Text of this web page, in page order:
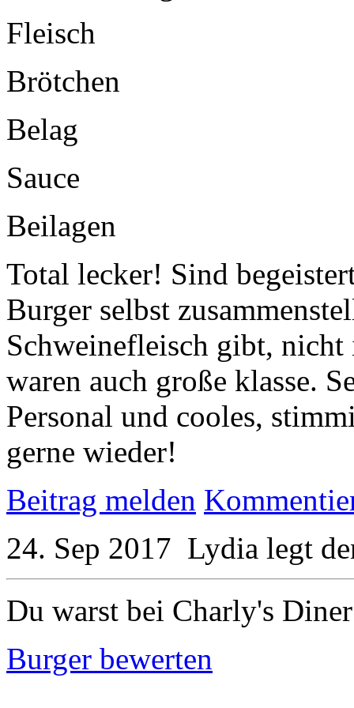
Fleisch
Brötchen
Belag
Sauce
Beilagen
Total lecker! Sind
Burger selbst
Schweinefleisch gibt,
waren auch große klasse.
Personal und cooles,
gerne wieder!
Beitrag melden
24. Sep 2017 Lydia legt
Du warst bei Charly's
Burger bewerten